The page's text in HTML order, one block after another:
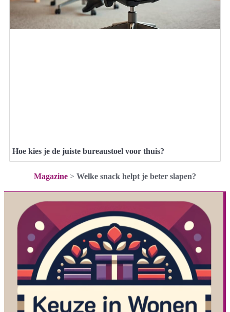
Hoe kies je de juiste bureaustoel voor thuis?
Magazine > Welke snack helpt je beter slapen?